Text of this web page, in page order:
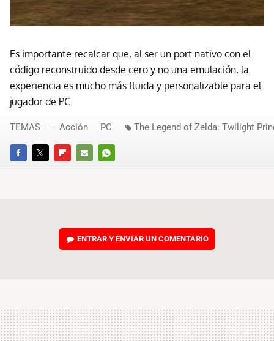
Es importante recalcar que, al ser un port nativo con el
código reconstruido desde cero y no una emulación, la
experiencia es mucho más fluida y personalizable para el
jugador de PC.
FACEBOOKTWITTERFLIPBOARD
E-
WHATSAPP
TEMAS Acción PC The Legend of Zelda: Twilight
ENTRAR Y ENVIAR UN COMENTARIO